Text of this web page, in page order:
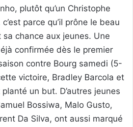
plutôt qu’un Christophe
parce qu’il prône le beau
chance aux jeunes. Une
confirmée dès le premier
contre Bourg samedi (5-
victoire, Bradley Barcola et
un but. D’autres jeunes
Bossiwa, Malo Gusto,
Da Silva, ont aussi marqué